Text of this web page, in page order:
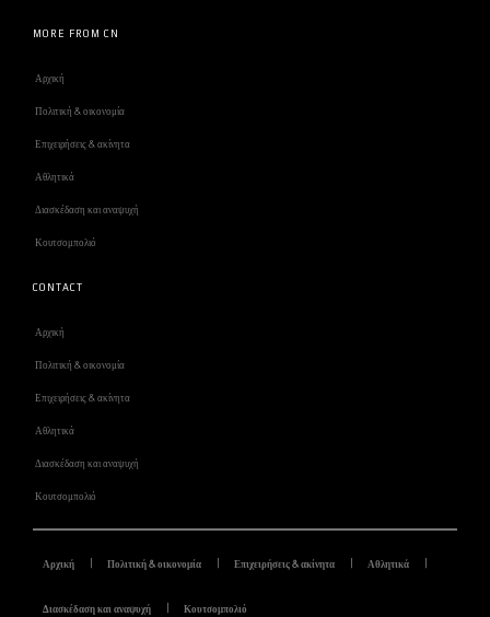
MORE FROM CN
Αρχική
Πολιτική & οικονομία
Επιχειρήσεις & ακίνητα
Αθλητικά
Διασκέδαση και αναψυχή
Κουτσομπολιό
CONTACT
Αρχική
Πολιτική & οικονομία
Επιχειρήσεις & ακίνητα
Αθλητικά
Διασκέδαση και αναψυχή
Κουτσομπολιό
Αρχική Πολιτική & οικονομία Επιχειρήσεις & ακίνητα Αθλητικά
Διασκέδαση και αναψυχή Κουτσομπολιό